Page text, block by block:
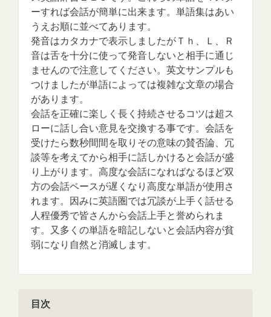
ーすれば会話が簡単に出来ます。単語集はあい
うえお順に並べてあります。
発音はカタカナで表示しましたがＴｈ、Ｌ、Ｒ
音は舌を十分に使って発音しないと相手に通じ
ませんので注意してください。英文サンプルも
つけましたが単語によっては複雑な文章の場合
があります。
会話を正確に楽しく長く持続させるコツは超ス
ローに話し合い意見を交換する事です。会話を
受けたら数秒間間を取りその意味の賛否論、冗
談等を考えてから相手に話しかけると会話が盛
り上がります。高度な会話になればなるほど双
方の会話ペースが遅くなり高度な単語が使用さ
れます。因みに英語圏では冗談が上手く話せる
人程優秀で皆さんから会話上手と誉められま
す。又多くの単語を暗記しないと会話内容が貧
弱になり自然と消滅します。
目次